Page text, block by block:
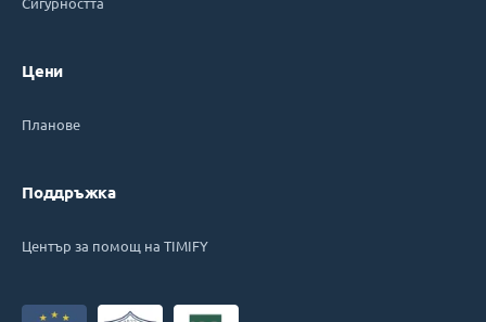
Цени
Планове
Поддръжка
Център за помощ на TIMIFY